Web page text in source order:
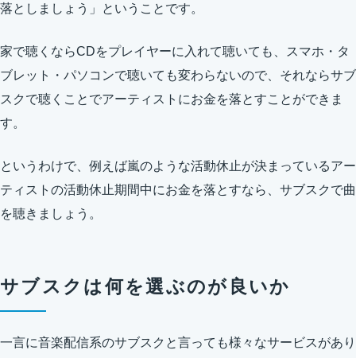
落としましょう」ということです。
家で聴くならCDをプレイヤーに入れて聴いても、スマホ・タ
ブレット・パソコンで聴いても変わらないので、それならサブ
スクで聴くことでアーティストにお金を落とすことができま
す。
というわけで、例えば嵐のような活動休止が決まっているアー
ティストの活動休止期間中にお金を落とすなら、サブスクで曲
を聴きましょう。
サブスクは何を選ぶのが良いか
一言に音楽配信系のサブスクと言っても様々なサービスがあり